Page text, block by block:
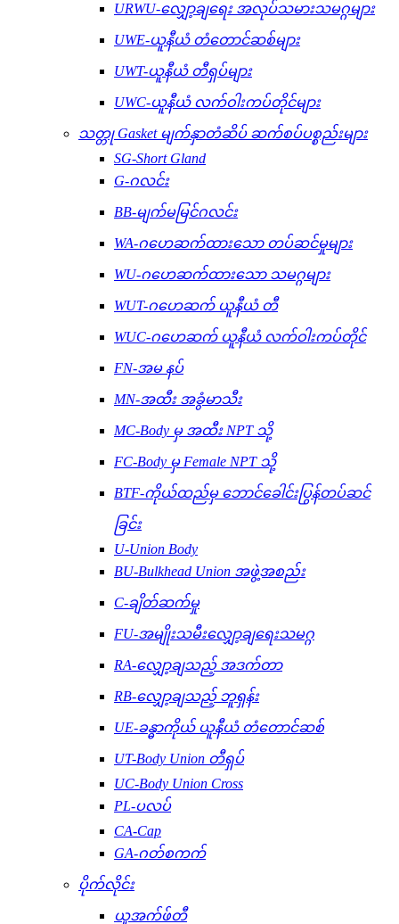
URWU-လျှော့ချရေး အလုပ်သမားသမဂ္ဂများ
UWE-ယူနီယံ တံတောင်ဆစ်များ
UWT-ယူနီယံ တီရှပ်များ
UWC-ယူနီယံ လက်ဝါးကပ်တိုင်များ
သတ္တု Gasket မျက်နှာတံဆိပ် ဆက်စပ်ပစ္စည်းများ
SG-Short Gland
G-ဂလင်း
BB-မျက်မမြင်ဂလင်း
WA-ဂဟေဆက်ထားသော တပ်ဆင်မှုများ
WU-ဂဟေဆက်ထားသော သမဂ္ဂများ
WUT-ဂဟေဆက် ယူနီယံ တီ
WUC-ဂဟေဆက် ယူနီယံ လက်ဝါးကပ်တိုင်
FN-အမ နပ်
MN-အထီး အခွံမာသီး
MC-Body မှ အထီး NPT သို့
FC-Body မှ Female NPT သို့
BTF-ကိုယ်ထည်မှ ဘောင်ခေါင်းပြွန်တပ်ဆင်
ခြင်း
U-Union Body
BU-Bulkhead Union အဖွဲ့အစည်း
C-ချိတ်ဆက်မှု
FU-အမျိုးသမီးလျှော့ချရေးသမဂ္ဂ
RA-လျှော့ချသည့် အဒက်တာ
RB-လျှော့ချသည့် ဘူရှန်း
UE-ခန္ဓာကိုယ် ယူနီယံ တံတောင်ဆစ်
UT-Body Union တီရှပ်
UC-Body Union Cross
PL-ပလပ်
CA-Cap
GA-ဂတ်စကက်
ပိုက်လိုင်း
ယူအက်ဖ်တီ